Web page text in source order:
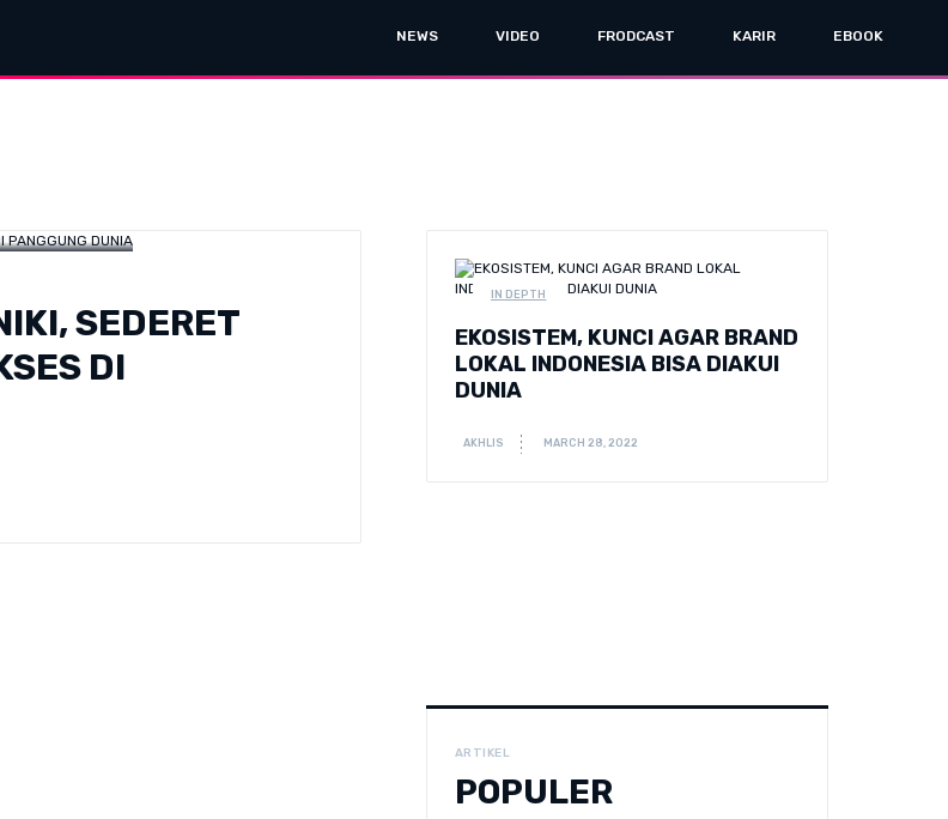
NEWS VIDEO FRODCAST KARIR EBOOK
SEDERET
DI
IN DEPTH
EKOSISTEM, KUNCI AGAR BRAND
LOKAL INDONESIA BISA DIAKUI
DUNIA
AKHLIS MARCH 28, 2022
ARTIKEL
POPULER